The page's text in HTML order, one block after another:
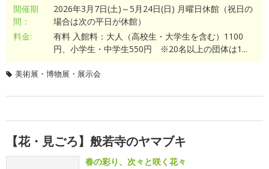
開催期
間：
2026年3月7日(土)～5月24日(日) 月曜日休館（祝日の
場合は次の平日が休館）
料金:
有料 入館料：大人（高校生・大学生を含む）1100
円、小学生・中学生550円 ※20名以上の団体は1...
美術展・博物展・展示会
【花・見ごろ】般若寺のヤマブキ
春の彩り、次々と咲く花々